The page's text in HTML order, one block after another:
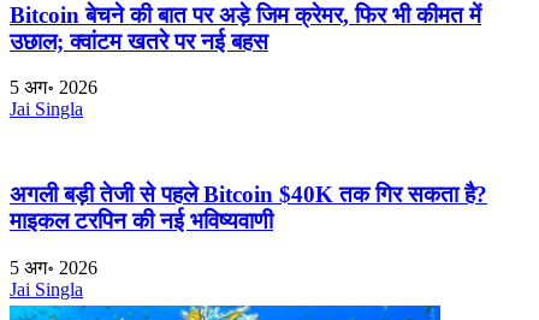
Bitcoin बेचने की बात पर अड़े जिम क्रेमर, फिर भी कीमत में
उछाल; क्वांटम खतरे पर नई बहस
5 अग॰ 2026
Jai Singla
अगली बड़ी तेजी से पहले Bitcoin $40K तक गिर सकता है?
माइकल टरपिन की नई भविष्यवाणी
5 अग॰ 2026
Jai Singla